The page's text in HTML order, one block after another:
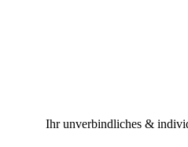
Ihr unverbindliches &